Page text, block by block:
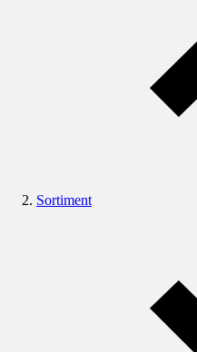
Sortiment